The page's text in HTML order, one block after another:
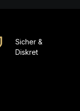
Sicher &
Diskret